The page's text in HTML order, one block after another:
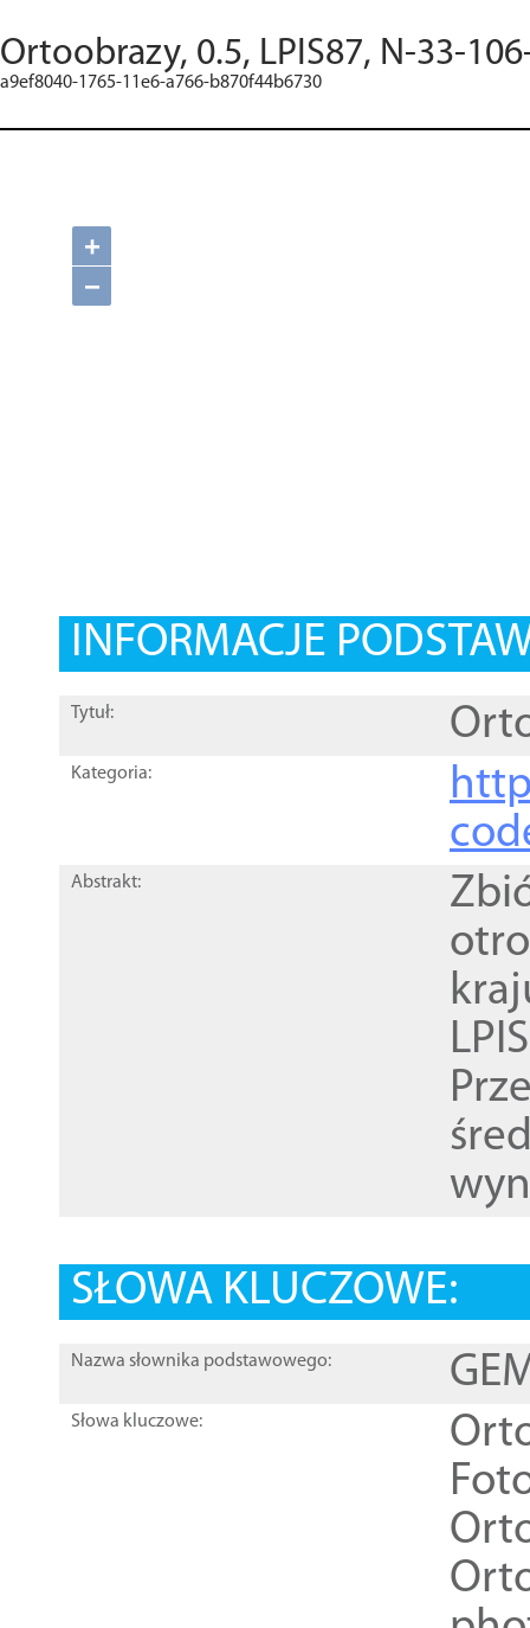
Ortoobrazy, 0.5, LPIS87, N-33-
a9ef8040-1765-11e6-a766-b870f44b6730
+
−
INFORMACJE
Tytuł:
Kategoria:
Abstrakt:
SŁOWA KLUCZOWE:
Nazwa słownika podstawowego:
Słowa kluczowe: